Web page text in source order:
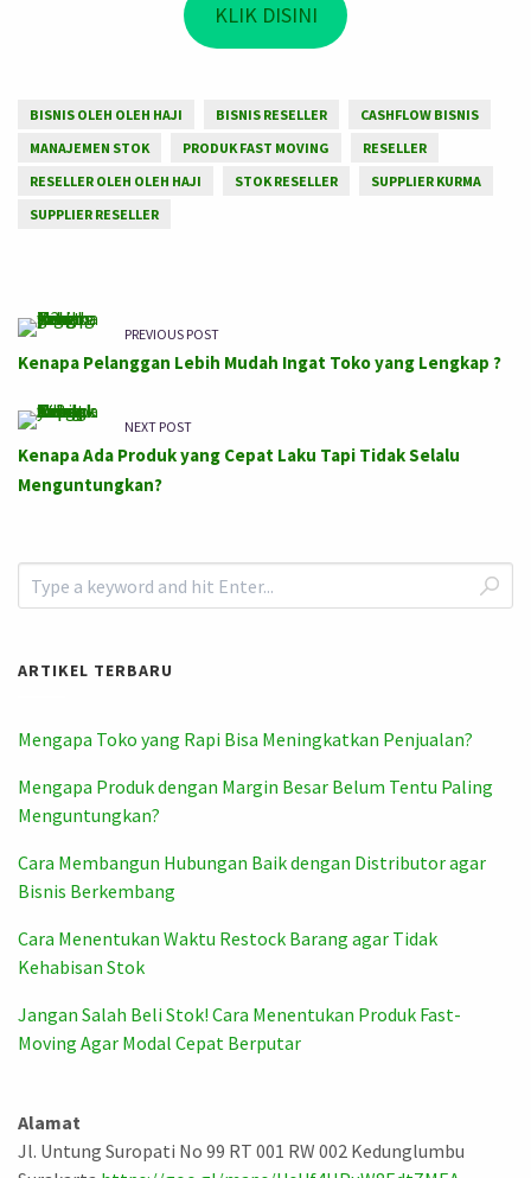
KLIK DISINI
BISNIS OLEH OLEH HAJI BISNIS RESELLER
CASHFLOW BISNIS
MANAJEMEN STOK
PRODUK FAST MOVING
RESELLER
RESELLER OLEH OLEH HAJI
STOK RESELLER
SUPPLIER KURMA
SUPPLIER RESELLER
PREVIOUS POST
Kenapa Pelanggan Lebih Mudah Ingat Toko yang Lengkap ?
NEXT POST
Kenapa Ada Produk yang Cepat Laku Tapi Tidak Selalu
Menguntungkan?
ARTIKEL TERBARU
Mengapa Toko yang Rapi Bisa Meningkatkan Penjualan?
Mengapa Produk dengan Margin Besar Belum Tentu Paling
Menguntungkan?
Cara Membangun Hubungan Baik dengan Distributor agar
Bisnis Berkembang
Cara Menentukan Waktu Restock Barang agar Tidak
Kehabisan Stok
Jangan Salah Beli Stok! Cara Menentukan Produk Fast-
Moving Agar Modal Cepat Berputar
Alamat
Jl. Untung Suropati No 99 RT 001 RW 002 Kedunglumbu